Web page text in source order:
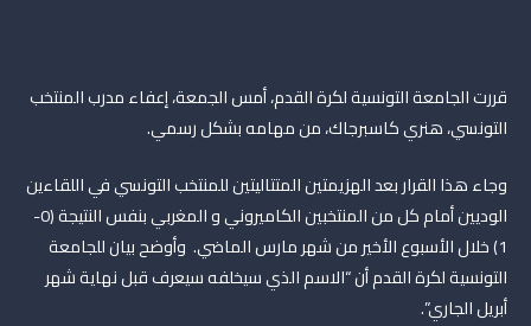
قررت الجامعة التونسية لكرة القدم، أمس الجمعة، إعفاء مدرب المنتخب
التونسي، هنري كاسبرجاك، من مهامه بشكل رسمي.
وجاء هذا القرار بعد الهزيمتين المتتاليتين للمنتخب التونسي في اللقاءين
الوديين أمام كل من المنتخبين الكاميروني و المغربي بنفس النتيجة (0-
1) خلال الأسبوع الأخير من شهر مارس الماضي. وأوضح بيان للجامعة
التونسية لكرة القدم أن “الاسم الذي سيخلفه سيعرف قبل نهاية شهر
أبريل الجاري”.